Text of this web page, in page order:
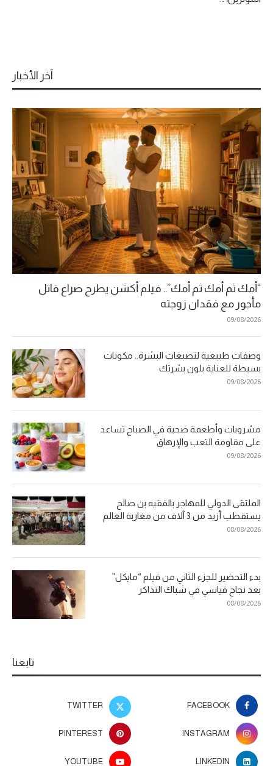
آخر الأخبار
“أمك ثم أمك ثم أمك”.. فيلم أكشن يطرح صراع قاتل
مأجور مع فقدان زوجته
09/08/2026
وصفات طبيعية لتصبغات البشرة.. مكونات
بسيطة للعناية بلون بشرتك
09/08/2026
مشروبات وأطعمة صحية في الصباح تساعد
على مقاومة التعب والإرهاق
09/08/2026
الملتقى الدولي للمهاجر بالفقيه بن صالح
يستقطب أزيد من 3 آلاف من مغاربة العالم
08/08/2026
بدء التحضير للجزء الثاني من فيلم “مايكل”
بعد نجاح قياسي في شباك التذاكر
08/08/2026
تابعنا
FACEBOOK
TWITTER
INSTAGRAM
PINTEREST
LINKEDIN
YOUTUBE